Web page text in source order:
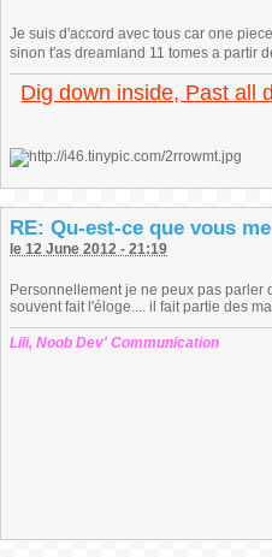
Je suis d'accord avec tous car one
sinon t'as dreamland 11 tomes a partir
Dig down inside, Past all
RE: Qu-est-ce que vous
le 12 June 2012 - 21:19
Personnellement je ne peux pas parler
souvent fait l'éloge.... il fait partie des
Lili, Noob Dev' Communication